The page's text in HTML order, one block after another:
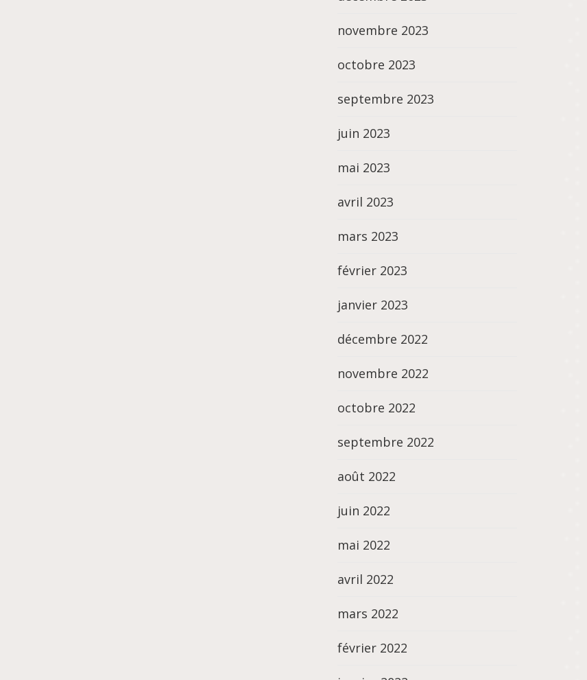
novembre 2023
octobre 2023
septembre 2023
juin 2023
mai 2023
avril 2023
mars 2023
février 2023
janvier 2023
décembre 2022
novembre 2022
octobre 2022
septembre 2022
août 2022
juin 2022
mai 2022
avril 2022
mars 2022
février 2022